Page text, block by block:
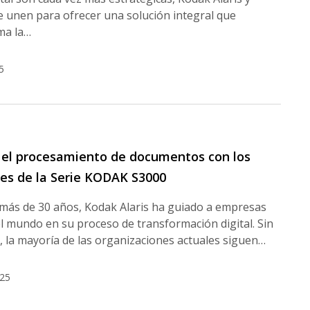
unen para ofrecer una solución integral que
la…
procesamiento de documentos con los
de la Serie KODAK S3000
de 30 años, Kodak Alaris ha guiado a empresas
mundo en su proceso de transformación digital. Sin
la mayoría de las organizaciones actuales siguen…